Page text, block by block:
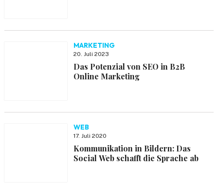
MARKETING
20. Juli 2023
Das Potenzial von SEO in B2B
Online Marketing
WEB
17. Juli 2020
Kommunikation in Bildern: Das
Social Web schafft die Sprache ab